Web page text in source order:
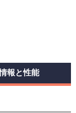
報と性能